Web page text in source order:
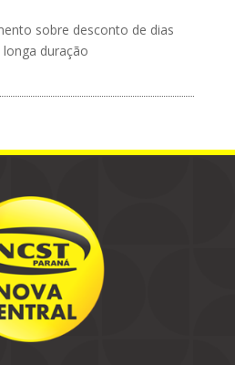
sobre desconto de dias
duração